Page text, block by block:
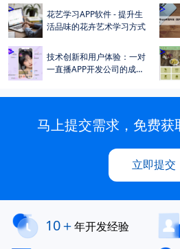
>
花艺学习APP软件 - 提升生
活品味的花卉艺术学习方式
>
>
技术创新和用户体验：一对
一直播APP开发公司的成功
>
马上提交需求，免费获
立即提交
10＋年开发经验